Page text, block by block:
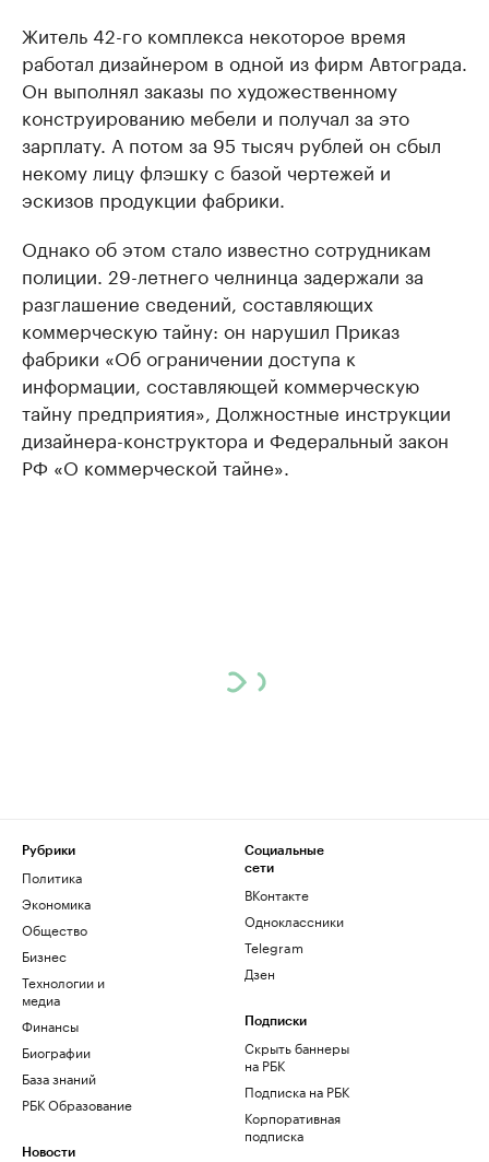
Житель 42-го комплекса некоторое время
работал дизайнером в одной из фирм Автограда.
Он выполнял заказы по художественному
конструированию мебели и получал за это
зарплату. А потом за 95 тысяч рублей он сбыл
некому лицу флэшку с базой чертежей и
эскизов продукции фабрики.
Однако об этом стало известно сотрудникам
полиции. 29-летнего челнинца задержали за
разглашение сведений, составляющих
коммерческую тайну: он нарушил Приказ
фабрики «Об ограничении доступа к
информации, составляющей коммерческую
тайну предприятия», Должностные инструкции
дизайнера-конструктора и Федеральный закон
РФ «О коммерческой тайне».
Рубрики
Политика
Экономика
Общество
Бизнес
Технологии и
медиа
Финансы
Биографии
База знаний
РБК Образование
Новости
Социальные
сети
ВКонтакте
Одноклассники
Telegram
Дзен
Подписки
Скрыть баннеры
на РБК
Подписка на РБК
Корпоративная
подписка